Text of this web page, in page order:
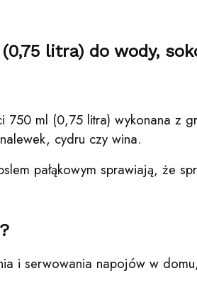
litra) do wody,
750 ml (0,75 litra) wykonana z
cydru czy wina.
pałąkowym sprawiają, że
i serwowania napojów w